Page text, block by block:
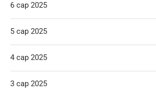
6 сар 2025
5 сар 2025
4 сар 2025
3 сар 2025